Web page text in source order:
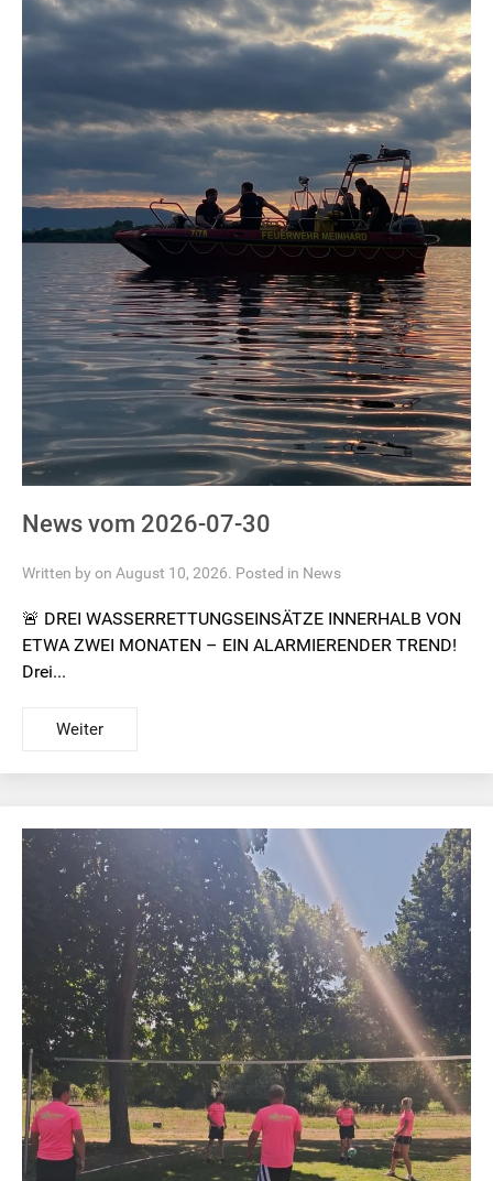
News vom 2026-07-30
Written by on August 10, 2026. Posted in News
🚨 DREI WASSERRETTUNGSEINSÄTZE INNERHALB VON
ETWA ZWEI MONATEN – EIN ALARMIERENDER TREND!
Drei...
Weiter